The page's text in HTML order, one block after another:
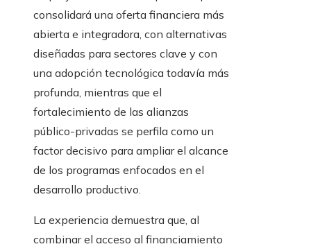
consolidará una oferta financiera más
abierta e integradora, con alternativas
diseñadas para sectores clave y con
una adopción tecnológica todavía más
profunda, mientras que el
fortalecimiento de las alianzas
público-privadas se perfila como un
factor decisivo para ampliar el alcance
de los programas enfocados en el
desarrollo productivo.
La experiencia demuestra que, al
combinar el acceso al financiamiento